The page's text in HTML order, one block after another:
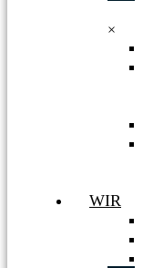
×
WIR